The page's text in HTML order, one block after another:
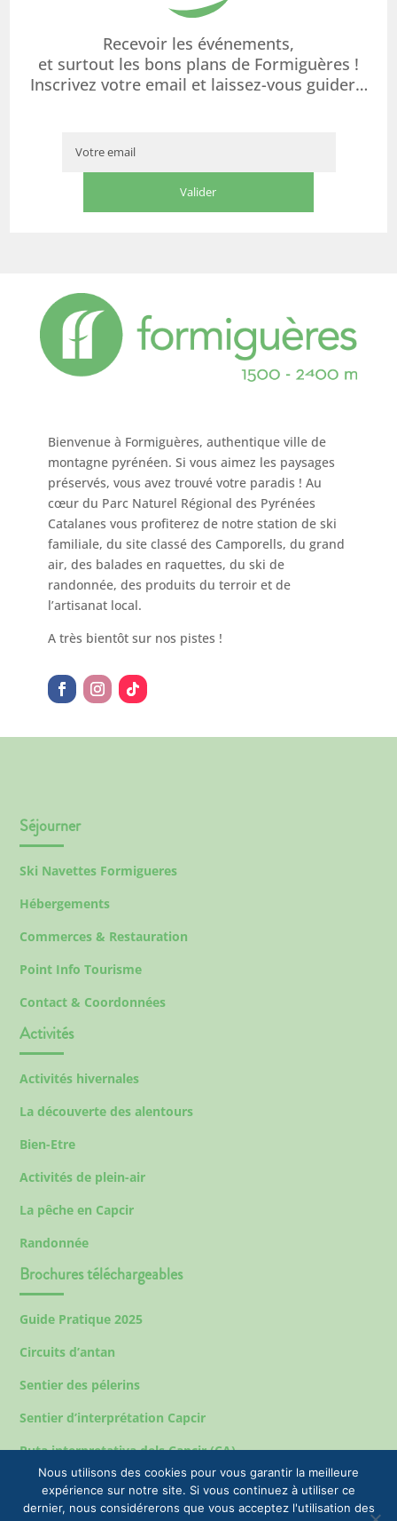
Recevoir les événements,
et surtout les bons plans de Formiguères !
Inscrivez votre email et laissez-vous guider…
Bienvenue à Formiguères, authentique ville de
montagne pyrénéen. Si vous aimez les paysages
préservés, vous avez trouvé votre paradis ! Au
cœur du Parc Naturel Régional des Pyrénées
Catalanes vous profiterez de notre station de ski
familiale, du site classé des Camporells, du grand
air, des balades en raquettes, du ski de
randonnée, des produits du terroir et de
l’artisanat local.
A très bientôt sur nos pistes !
Séjourner
Ski Navettes Formigueres
Hébergements
Commerces & Restauration
Point Info Tourisme
Contact & Coordonnées
Activités
Activités hivernales
La découverte des alentours
Bien-Etre
Activités de plein-air
La pêche en Capcir
Randonnée
Brochures téléchargeables
Guide Pratique 2025
Circuits d’antan
Sentier des pélerins
Sentier d’interprétation Capcir
Ruta interpretativa dels Capcir (CA)
Nous utilisons des cookies pour vous garantir la meilleure
expérience sur notre site. Si vous continuez à utiliser ce
dernier, nous considérerons que vous acceptez l'utilisation des